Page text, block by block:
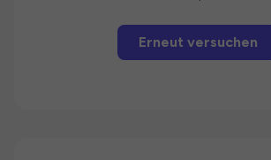
Erneut versuchen